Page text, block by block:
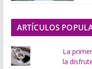
.
.
ARTÍCULOS
La
la